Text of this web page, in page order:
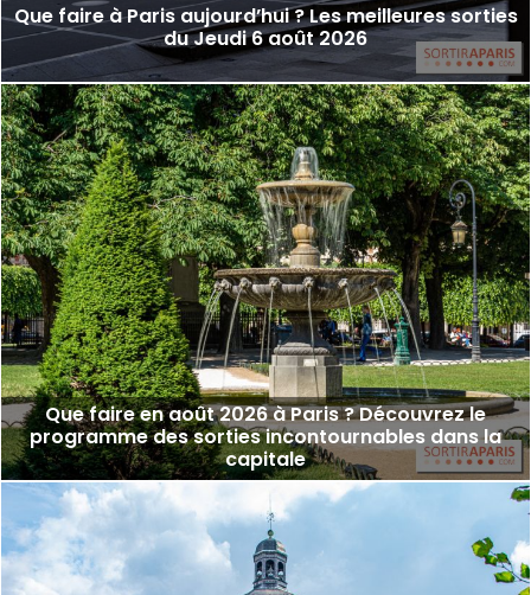
Que faire à Paris aujourd’hui ? Les meilleures sorties
du Jeudi 6 août 2026
Que faire en août 2026 à Paris ? Découvrez le
programme des sorties incontournables dans la
capitale